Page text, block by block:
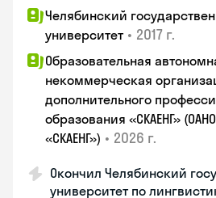
Челябинский
университет • 2017 г.
Образовательная
некоммерческая
дополнительного
образования «СКАЕНГ»
«СКАЕНГ») • 2026 г.
Окончил Челябинский
университет по